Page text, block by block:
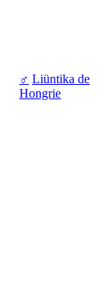
♂ Liüntika de
Hongrie